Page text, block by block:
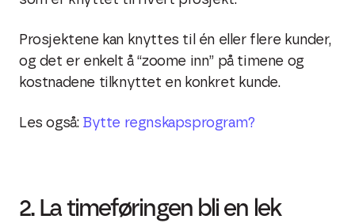
Prosjektene kan knyttes til én eller flere kunder,
og det er enkelt å “zoome inn” på timene og
kostnadene tilknyttet en konkret kunde.
Les også: Bytte regnskapsprogram?
2. La timeføringen bli en lek